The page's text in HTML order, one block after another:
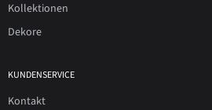
Kollektionen
Dekore
KUNDENSERVICE
Kontakt